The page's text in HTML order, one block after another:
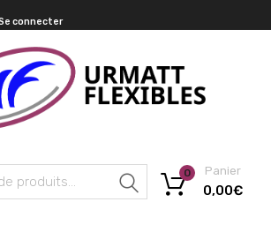
connecter
Recherche
Panier
0,00€
0